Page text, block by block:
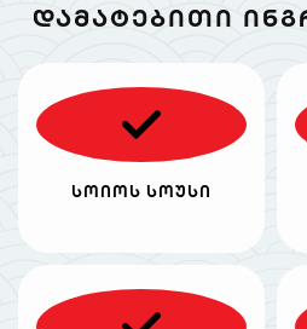
ᲓᲐᲛᲐᲢᲔᲑᲘᲗᲘ
სოიოს სოუსი